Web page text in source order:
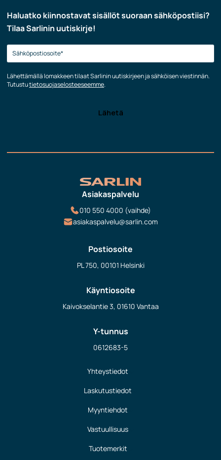
Haluatko kiinnostavat sisällöt suoraan sähköpostiisi?
Tilaa Sarlinin uutiskirje!
Lähettämällä lomakkeen tilaat Sarlinin uutiskirjeen ja sähköisen viestinnän.
Tutustutietosuojaselosteeseemme.
Asiakaspalvelu
010 550 4000 (vaihde)
asiakaspalvelu@sarlin.com
Postiosoite
PL 750, 00101 Helsinki
Käyntiosoite
Kaivokselantie 3, 01610 Vantaa
Y-tunnus
0612683-5
Yhteystiedot
Laskutustiedot
Myyntiehdot
Vastuullisuus
Tuotemerkit